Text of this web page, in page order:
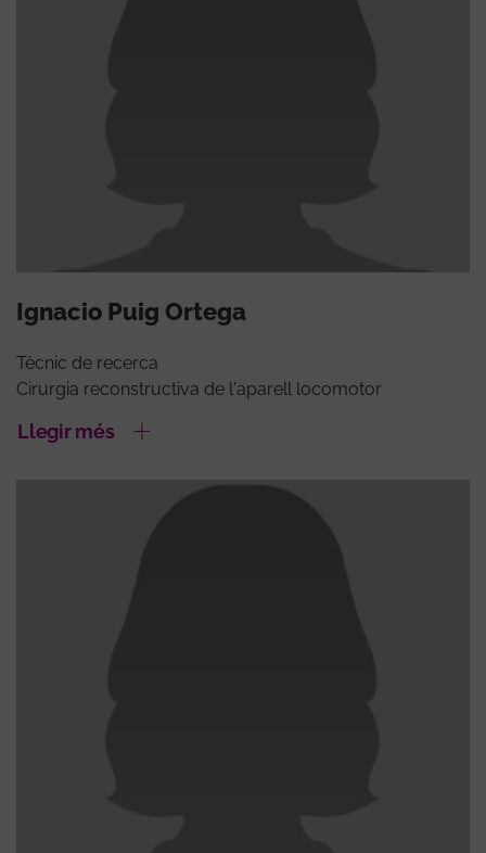
Ignacio Puig Ortega
Tècnic de recerca
Cirurgia reconstructiva de l'aparell locomotor
Llegir més